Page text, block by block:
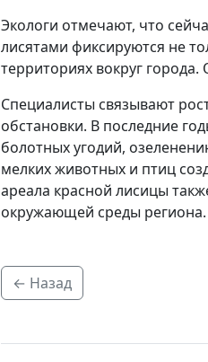
Экологи отмечают, что
лисятами фиксируются не
территориях вокруг
Специалисты связывают
обстановки. В последние
болотных угодий,
мелких животных и птиц
ареала красной лисицы
окружающей среды региона.
← Назад